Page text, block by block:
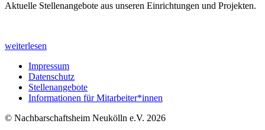
Aktuelle Stellenangebote aus unseren Einrichtungen und Projekten.
weiterlesen
Impressum
Datenschutz
Stellenangebote
Informationen für Mitarbeiter*innen
© Nachbarschaftsheim Neukölln e.V. 2026